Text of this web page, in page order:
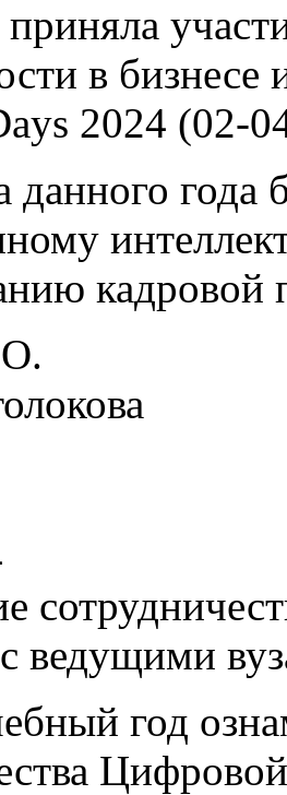
в
2024 (02-
года
кадровой
ведущими
год